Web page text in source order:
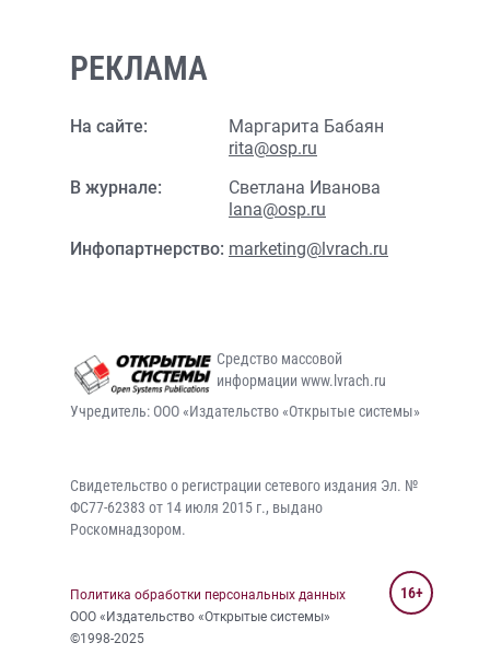
РЕКЛАМА
На сайте:
Маргарита Бабаян
rita@osp.ru
В журнале:
Светлана Иванова
lana@osp.ru
Инфопартнерство: marketing@lvrach.ru
Средство массовой
информации www.lvrach.ru
Учредитель: ООО «Издательство «Открытые системы»
Свидетельство о регистрации сетевого издания Эл. №
ФС77-62383 от 14 июля 2015 г., выдано
Роскомнадзором.
Политика обработки персональных данных
ООО «Издательство «Открытые системы»
©1998-2025
16+